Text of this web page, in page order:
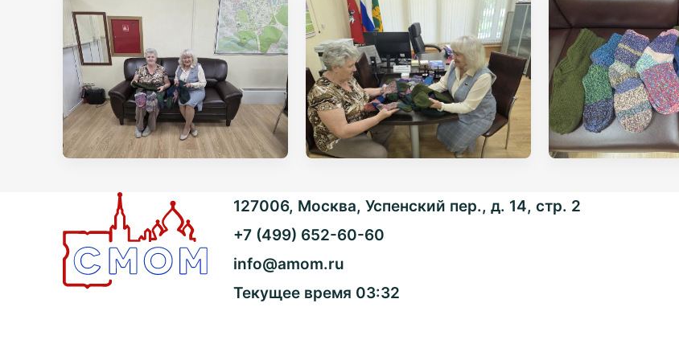
127006, Москва, Успенский пер., д. 14, стр. 2
+7 (499) 652-60-60
info@amom.ru
Текущее время 03:32